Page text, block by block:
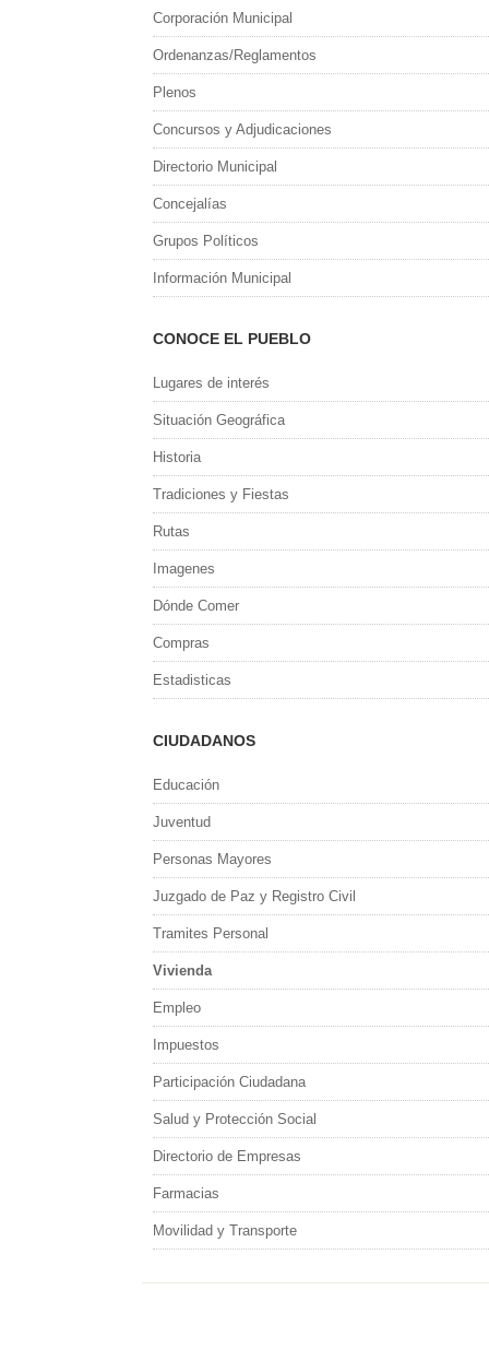
Corporación Municipal
Ordenanzas/Reglamentos
Plenos
Concursos y Adjudicaciones
Directorio Municipal
Concejalías
Grupos Políticos
Información Municipal
CONOCE EL PUEBLO
Lugares de interés
Situación Geográfica
Historia
Tradiciones y Fiestas
Rutas
Imagenes
Dónde Comer
Compras
Estadisticas
CIUDADANOS
Educación
Juventud
Personas Mayores
Juzgado de Paz y Registro Civil
Tramites Personal
Vivienda
Empleo
Impuestos
Participación Ciudadana
Salud y Protección Social
Directorio de Empresas
Farmacias
Movilidad y Transporte